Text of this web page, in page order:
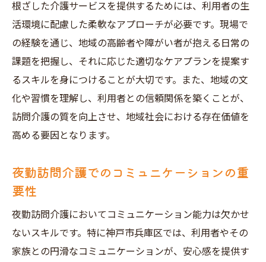
根ざした介護サービスを提供するためには、利用者の生
活環境に配慮した柔軟なアプローチが必要です。現場で
の経験を通じ、地域の高齢者や障がい者が抱える日常の
課題を把握し、それに応じた適切なケアプランを提案す
るスキルを身につけることが大切です。また、地域の文
化や習慣を理解し、利用者との信頼関係を築くことが、
訪問介護の質を向上させ、地域社会における存在価値を
高める要因となります。
夜勤訪問介護でのコミュニケーションの重
要性
夜勤訪問介護においてコミュニケーション能力は欠かせ
ないスキルです。特に神戸市兵庫区では、利用者やその
家族との円滑なコミュニケーションが、安心感を提供す